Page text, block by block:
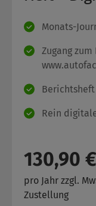
Monats-
Zugang
Rein
130,90 €
pro Jahr zzgl.
Zustellung